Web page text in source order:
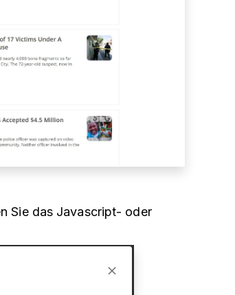
Sie das Javascript- oder